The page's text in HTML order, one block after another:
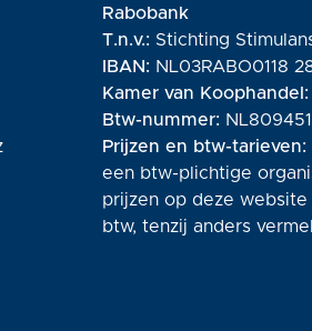
Rabobank
T.n.v.: Stichting
IBAN: NL03RABO0118
Kamer van Koophandel:
Btw-nummer:
Prijzen en btw-tarieven:
een btw-plichtige
prijzen op deze
btw, tenzij anders